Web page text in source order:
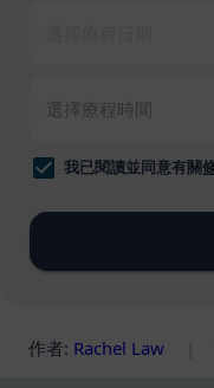
我已閱讀並同意有關
作者: Rachel Law